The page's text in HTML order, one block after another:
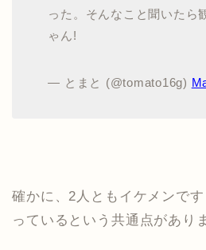
った。そんなこと聞いたら
ゃん!
— とまと (@tomato16g)
確かに、2人ともイケメンで
っているという共通点があり